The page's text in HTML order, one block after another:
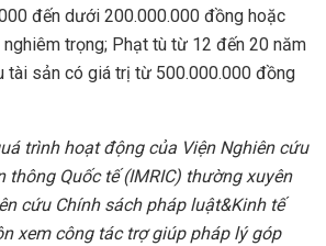
đến dưới 200.000.000 đồng hoặc
nghiêm trọng; Phạt tù từ 12 đến 20 năm
tài sản có giá trị từ 500.000.000 đồng
trình hoạt động của Viện Nghiên cứu
thông Quốc tế (IMRIC) thường xuyên
cứu Chính sách pháp luật&Kinh tế
xem công tác trợ giúp pháp lý góp